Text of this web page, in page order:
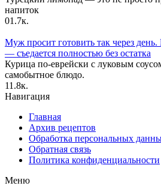
напиток
01.7к.
Муж просит готовить так через
— съедается полностью без остатка
Курица по-еврейски с луковым
самобытное блюдо.
11.8к.
Навигация
Главная
Архив рецептов
Обработка персональных
Обратная связь
Политика конфиденциальности
Меню